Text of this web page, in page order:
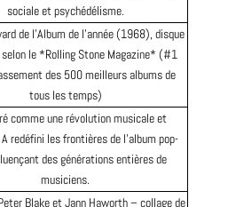
sociale et psychédélisme.
de l’Album de l’année (1968), disque
le *Rolling Stone Magazine* (#1
des 500 meilleurs albums de
tous les temps)
comme une révolution musicale et
redéfini les frontières de l’album pop-
des générations entières de
musiciens.
Blake et Jann Haworth – collage de